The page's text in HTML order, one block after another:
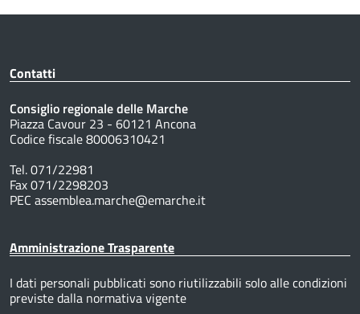
Contatti
Consiglio regionale delle Marche
Piazza Cavour 23 - 60121 Ancona
Codice fiscale 80006310421
Tel. 071/22981
Fax 071/2298203
PEC assemblea.marche@emarche.it
Amministrazione Trasparente
I dati personali pubblicati sono riutilizzabili solo alle condizioni
previste dalla normativa vigente